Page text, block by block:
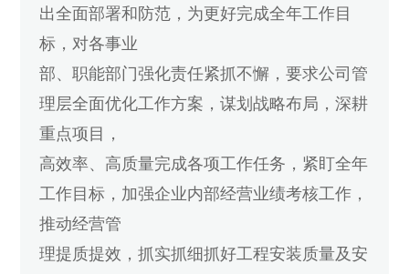
出全面部署和防范，为更好完成全年工作目
标，对各事业
部、职能部门强化责任紧抓不懈，要求公司管
理层全面优化工作方案，谋划战略布局，深耕
重点项目，
高效率、高质量完成各项工作任务，紧盯全年
工作目标，加强企业内部经营业绩考核工作，
推动经营管
理提质提效，抓实抓细抓好工程安装质量及安